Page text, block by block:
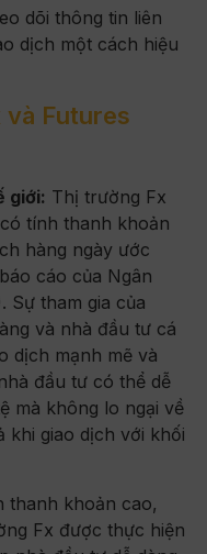
dõi thông tin liên
dịch một cách hiệu
và Futures
giới: Thị trường Fx
tính thanh khoản
hàng ngày ước
cáo của Ngân
Sự tham gia của
và nhà đầu tư cá
dịch mạnh mẽ và
đầu tư có thể dễ
mà không lo ngại về
khi giao dịch với khối
thanh khoản cao,
Fx được thực hiện